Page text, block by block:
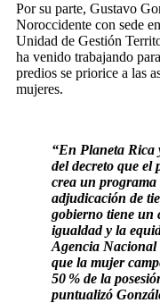
Por su parte, Gustavo
Noroccidente con sede
Unidad de Gestión
ha venido trabajando
predios se priorice a las
mujeres.
“En Planeta Rica
del decreto que el
crea un programa
adjudicación de
gobierno tiene un
igualdad y la
Agencia Nacional
que la mujer
50 % de la
puntualizó